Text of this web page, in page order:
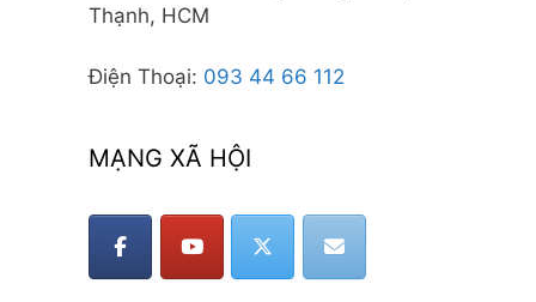
Thạnh, HCM
Điện Thoại: 093 44 66 112
MẠNG XÃ HỘI